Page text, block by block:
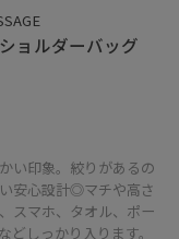
ョルダーバッグ
い印象。絞りがあるの
安心設計◎マチや高さ
スマホ、タオル、ポー
どしっかり入ります。